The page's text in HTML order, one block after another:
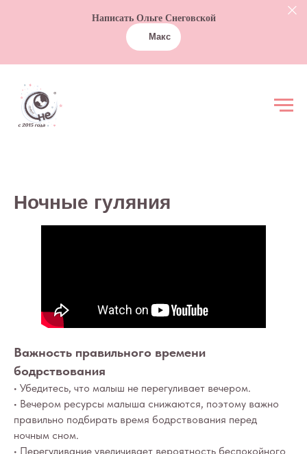
Написать Ольге Снеговской
Макс
Ночные гуляния
Важность правильного времени
бодрствования
• Убедитесь, что малыш не перегуливает вечером.
• Вечером ресурсы малыша снижаются, поэтому важно
правильно подбирать время бодрствования перед
ночным сном.
• Перегуливание увеличивает вероятность беспокойного